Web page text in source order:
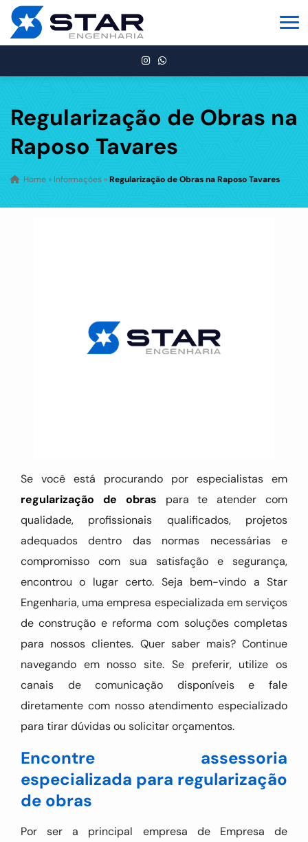
Regularização de Obras na
Raposo Tavares
Home » Informações »Regularização de Obras na Raposo Tavares
Se você está procurando por especialistas em
regularização de obras para te atender com
qualidade, profissionais qualificados, projetos
adequados dentro das normas necessárias e
compromisso com sua satisfação e segurança,
encontrou o lugar certo. Seja bem-vindo a Star
Engenharia, uma empresa especializada em serviços
de construção e reforma com soluções completas
para nossos clientes. Quer saber mais? Continue
navegando em nosso site. Se preferir, utilize os
canais de comunicação disponíveis e fale
diretamente com nosso atendimento especializado
para tirar dúvidas ou solicitar orçamentos.
Encontre assessoria
especializada para regularização
de obras
Por ser a principal empresa de Empresa de